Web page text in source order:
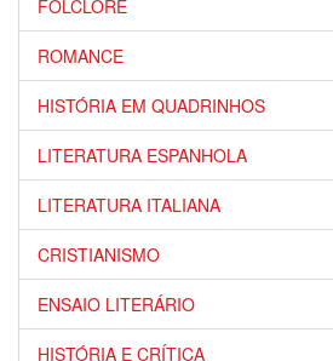
FOLCLORE
ROMANCE
HISTÓRIA EM QUADRINHOS
LITERATURA ESPANHOLA
LITERATURA ITALIANA
CRISTIANISMO
ENSAIO LITERÁRIO
HISTÓRIA E CRÍTICA